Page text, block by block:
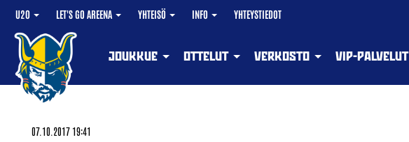
U20 LET'S GO AREENA YHTEISÖ INFO YHTEYSTIEDOT
JOUKKUE OTTELUT VERKOSTO VIP-PALVELUT
07.10.2017 19:41